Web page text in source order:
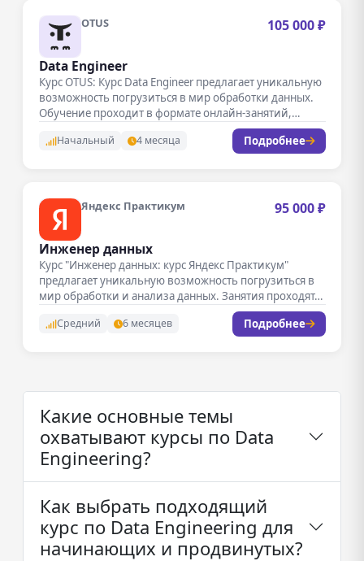
OTUS 105 000 ₽
Data Engineer
Курс OTUS: Курс Data Engineer предлагает уникальную
возможность погрузиться в мир обработки данных.
Обучение проходит в формате онлайн-занятий,…
Начальный 4 месяца Подробнее
Яндекс Практикум 95 000 ₽
Инженер данных
Курс "Инженер данных: курс Яндекс Практикум"
предлагает уникальную возможность погрузиться в
мир обработки и анализа данных. Занятия проходят…
Средний 6 месяцев Подробнее
Какие основные темы
охватывают курсы по Data
Engineering?
Как выбрать подходящий
курс по Data Engineering для
начинающих и продвинутых?